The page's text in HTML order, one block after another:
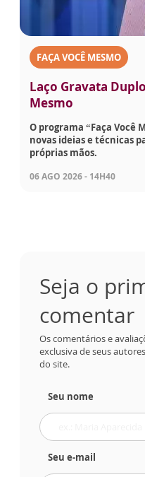
FAÇA VOCÊ MESMO
Laço Gravata
Mesmo
O programa “Faça Você
novas ideias e técnicas
próprias mãos.
06 AGO 2026 - 14H40
Seja o
comentar
Os comentários e
exclusiva de seus
do site.
Seu nome
Seu e-mail